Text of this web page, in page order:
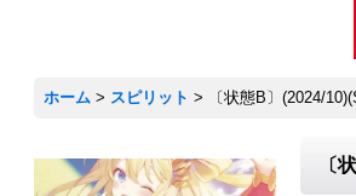
ホーム > スピリット > 〔状態B〕(2024/
〔